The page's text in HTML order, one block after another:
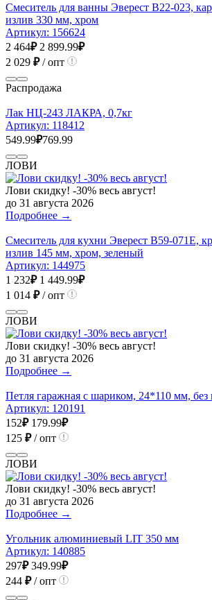
Смеситель для ванны Эверест B22-023,
излив 330 мм, хром
Артикул: 156624
2 464₽ 2 899.99₽
2 029 ₽/ опт
Распродажа
Лак НЦ-243 ЛАКРА, 0,7кг
Артикул: 118412
549.99₽769.99
ЛОВИ
Лови скидку! -30% весь август!
до 31 августа 2026
Подробнее →
Смеситель для кухни Эверест B59-071E,
излив 145 мм, хром, зеленый
Артикул: 144975
1 232₽ 1 449.99₽
1 014 ₽/ опт
ЛОВИ
Лови скидку! -30% весь август!
до 31 августа 2026
Подробнее →
Петля гаражная с шариком, 24*110 мм, без
Артикул: 120191
152₽ 179.99₽
125 ₽/ опт
ЛОВИ
Лови скидку! -30% весь август!
до 31 августа 2026
Подробнее →
Угольник алюминиевый LIT 350 мм
Артикул: 140885
297₽ 349.99₽
244 ₽/ опт